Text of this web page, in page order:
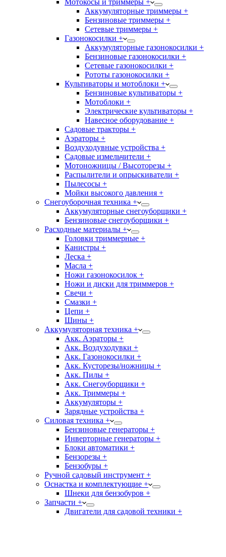
Мотокосы и триммеры +
Аккумуляторные триммеры +
Бензиновые триммеры +
Сетевые триммеры +
Газонокосилки +
Аккумуляторные газонокосилки +
Бензиновые газонокосилки +
Сетевые газонокосилки +
Рототы газонокосилки +
Культиваторы и мотоблоки +
Бензиновые культиваторы +
Мотоблоки +
Электрические культиваторы +
Навесное оборудование +
Садовые тракторы +
Аэраторы +
Воздуходувные устройства +
Садовые измельчители +
Мотоножницы / Высоторезы +
Распылители и опрыскиватели +
Пылесосы +
Мойки высокого давления +
Снегоуборочная техника +
Аккумуляторные снегоуборщики +
Бензиновые снегоуборщики +
Расходные материалы +
Головки триммерные +
Канистры +
Леска +
Масла +
Ножи газонокосилок +
Ножи и диски для триммеров +
Свечи +
Смазки +
Цепи +
Шины +
Аккумуляторная техника +
Акк. Аэраторы +
Акк. Воздуходувки +
Акк. Газонокосилки +
Акк. Кусторезы/ножницы +
Акк. Пилы +
Акк. Снегоуборщики +
Акк. Триммеры +
Аккумуляторы +
Зарядные устройства +
Силовая техника +
Бензиновые генераторы +
Инверторные генераторы +
Блоки автоматики +
Бензорезы +
Бензобуры +
Ручной садовый инструмент +
Оснастка и комплектующие +
Шнеки для бензобуров +
Запчасти +
Двигатели для садовой техники +